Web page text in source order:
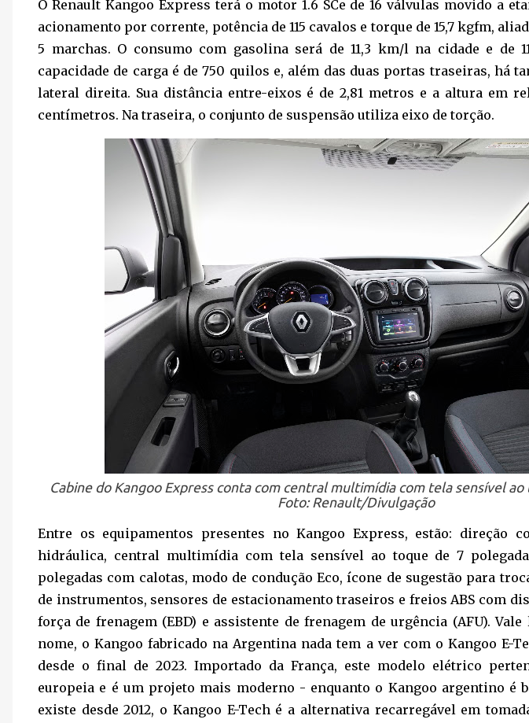
O Renault Kangoo Express terá o motor 1.6 SCe de 16 válvulas movido a
acionamento por corrente, potência de 115 cavalos e torque de 15,7 kgfm,
5 marchas. O consumo com gasolina será de 11,3 km/l na cidade e de
capacidade de carga é de 750 quilos e, além das duas portas traseiras, há
lateral direita. Sua distância entre-eixos é de 2,81 metros e a altura em
centímetros. Na traseira, o conjunto de suspensão utiliza eixo de torção.
Cabine do Kangoo Express conta com central multimídia com tela sensível
Foto: Renault/Divulgação
Entre os equipamentos presentes no Kangoo Express, estão: direção
hidráulica, central multimídia com tela sensível ao toque de 7
polegadas com calotas, modo de condução Eco, ícone de sugestão para
de instrumentos, sensores de estacionamento traseiros e freios ABS com
força de frenagem (EBD) e assistente de frenagem de urgência (AFU).
nome, o Kangoo fabricado na Argentina nada tem a ver com o Kangoo E-
desde o final de 2023. Importado da França, este modelo elétrico
europeia e é um projeto mais moderno - enquanto o Kangoo argentino é
existe desde 2012, o Kangoo E-Tech é a alternativa recarregável em